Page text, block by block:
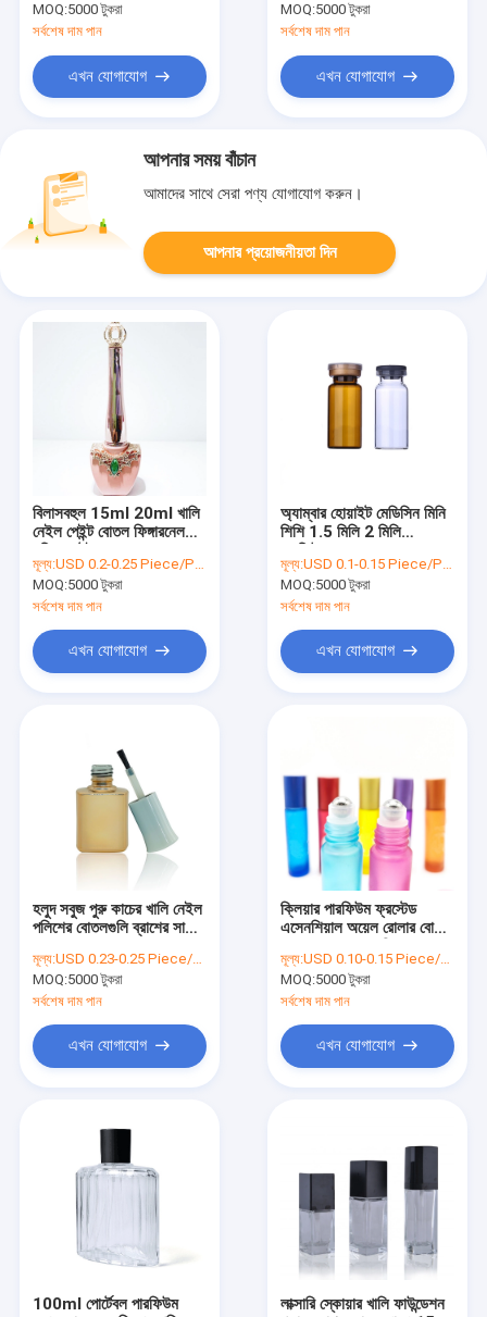
MOQ:5000 টুকরা
সর্বশেষ দাম পান
এখন যোগাযোগ
MOQ:5000 টুকরা
সর্বশেষ দাম পান
এখন যোগাযোগ
আপনার সময় বাঁচান
আমাদের সাথে সেরা পণ্য যোগাযোগ করুন।
আপনার প্রয়োজনীয়তা দিন
বিলাসবহুল 15ml 20ml খালি
নেইল পেইন্ট বোতল ফিঙ্গারনেল
মূল্য:USD 0.2-0.25 Piece/Pieces
MOQ:5000 টুকরা
সর্বশেষ দাম পান
এখন যোগাযোগ
অ্যাম্বার হোয়াইট মেডিসিন মিনি
শিশি 1.5 মিলি 2 মিলি
মূল্য:USD 0.1-0.15 Piece/Pieces
MOQ:5000 টুকরা
সর্বশেষ দাম পান
এখন যোগাযোগ
হলুদ সবুজ পুরু কাচের খালি নেইল
পলিশের বোতলগুলি ব্রাশের সাথে
মূল্য:USD 0.23-0.25 Piece/Pieces
MOQ:5000 টুকরা
সর্বশেষ দাম পান
এখন যোগাযোগ
ক্লিয়ার পারফিউম ফ্রস্টেড
এসেনশিয়াল অয়েল রোলার বোতল
মূল্য:USD 0.10-0.15 Piece/Pieces
MOQ:5000 টুকরা
সর্বশেষ দাম পান
এখন যোগাযোগ
100ml পোর্টেবল পারফিউম
লাক্সারি স্কোয়ার খালি ফাউন্ডেশন